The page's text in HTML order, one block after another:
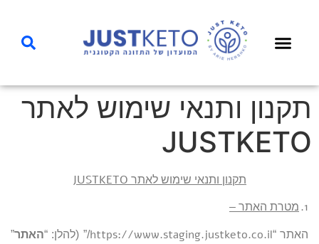
תקנון ותנאי שימוש לאתר
JUSTKETO
תקנון ותנאי שימוש לאתר JUSTKETO
1. מטרת האתר –
האתר “https://www.staging.justketo.co.il
/” (להלן: “האתר”